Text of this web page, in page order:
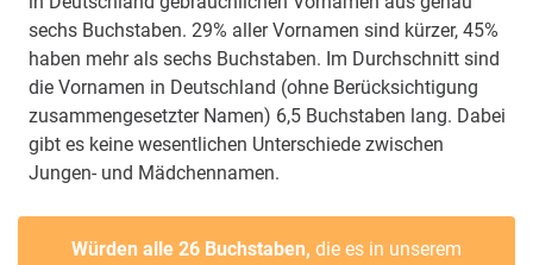
sechs Buchstaben. 29% aller Vornamen sind kürzer, 45%
haben mehr als sechs Buchstaben. Im Durchschnitt sind
die Vornamen in Deutschland (ohne Berücksichtigung
zusammengesetzter Namen) 6,5 Buchstaben lang. Dabei
gibt es keine wesentlichen Unterschiede zwischen
Jungen- und Mädchennamen.
Würden alle 26 Buchstaben, die es in unserem